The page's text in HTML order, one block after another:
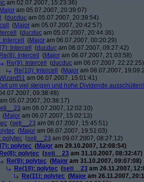
am 02.07.2007, 15:23:36)
Major am 05.07.2007, 20:39:07)
(ducduc am 05.07.2007, 20:39:54)
(Major am 05.07.2007, 20:42:57)
(ducduc am 05.07.2007, 20:44:36)
Intercell
(Major am 06.07.2007, 00:20:29)
Intercell
(ducduc am 06.07.2007, 09:27:42)
Re(8): Intercell
(Major am 06.07.2007, 21:03:58)
Re(9): Intercell
(ducduc am 06.07.2007, 22:22:25)
Re(10): Intercell
(Major am 08.07.2007,
am 06.07.2007, 15:01:41)
um viel steigen und hohe Dividende
09:38:48)
05.07.2007, 20:38:17)
am 06.07.2007, 12:02:10)
(Major am 06.07.2007, 15:02:13)
(seti__23 am 06.07.2007, 15:45:51)
(Major am 06.07.2007, 19:51:03)
polytec (seti__23 am 09.07.2007, 08:27:12)
polytec (Major am 29.10.2007, 12:08:54)
Re(8): polytec (seti__23 am 31.10.2007, 08:32:47)
Re(9): polytec (Major am 31.10.2007, 09:07:08)
Re(10): polytec (seti__23 am 26.11.2007,
Re(11): polytec (Major am 26.11.2007,